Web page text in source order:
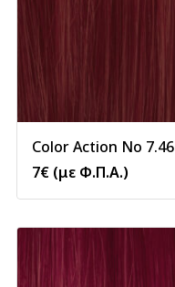
Color Action No 7.46
7€ (με Φ.Π.Α.)